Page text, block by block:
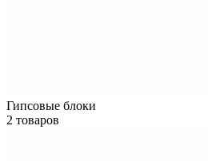
Гипсовые блоки
2 товаров